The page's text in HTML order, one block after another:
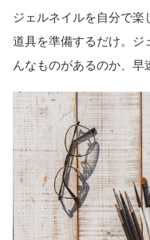
ジェルネイルを自分で
道具を準備するだけ。ジ
んなものがあるのか、早